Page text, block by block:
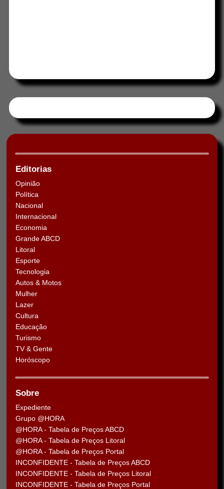
Editorias
Opinião
Política
Nacional
Internacional
Economia
Grande ABCD
Litoral
Esporte
Tecnologia
Autos & Motos
Mulher
Lazer
Cultura
Educação
Turismo
TV & Gente
Horóscopo
Sobre
Expediente
Grupo @HORA
@HORA - Tabela de Preços ABCD
@HORA - Tabela de Preços Litoral
@HORA - Tabela de Preços Portal
INCONFIDENTE - Tabela de Preços ABCD
INCONFIDENTE - Tabela de Preços Litoral
INCONFIDENTE - Tabela de Preços Portal